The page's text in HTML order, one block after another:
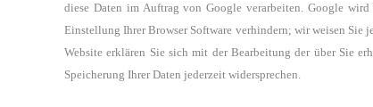
diese Daten im Auftrag von Google verarbeiten.Google wird
Einstellung Ihrer Browser Software verhindern; wir weisen Sie
Website erklären Sie sich mit der Bearbeitung der über Sie
Speicherung Ihrer Daten jederzeit widersprechen.